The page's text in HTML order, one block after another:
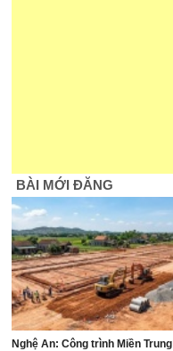
BÀI MỚI ĐĂNG
Nghệ An: Công trình Miền Trung